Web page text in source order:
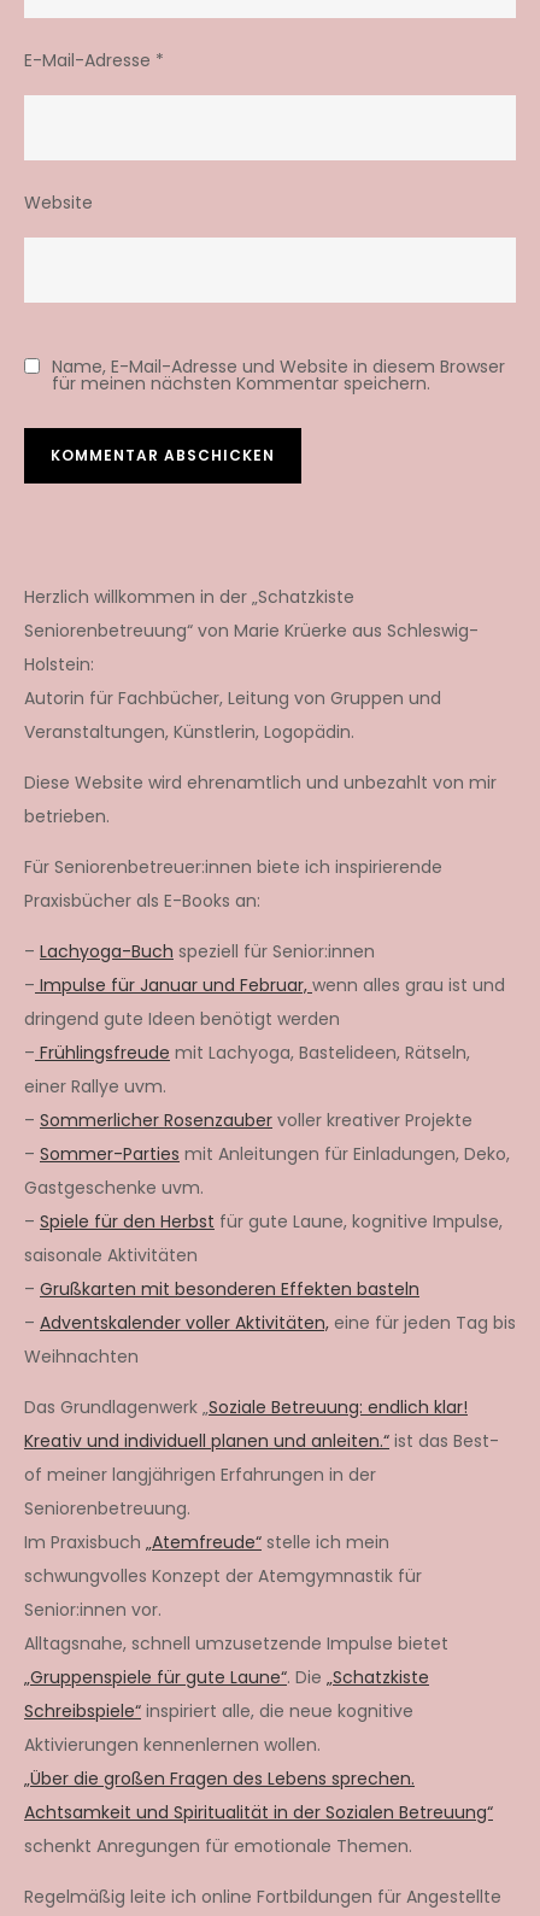
E-Mail-Adresse *
Website
Name, E-Mail-Adresse und Website in diesem Browser
für meinen nächsten Kommentar speichern.
Herzlich willkommen in der „Schatzkiste
Seniorenbetreuung“ von Marie Krüerke aus Schleswig-
Holstein:
Autorin für Fachbücher, Leitung von Gruppen und
Veranstaltungen, Künstlerin, Logopädin.
Diese Website wird ehrenamtlich und unbezahlt von mir
betrieben.
Für Seniorenbetreuer:innen biete ich inspirierende
Praxisbücher als E-Books an:
– Lachyoga-Buch speziell für Senior:innen
– Impulse für Januar und Februar, wenn alles grau ist und
dringend gute Ideen benötigt werden
– Frühlingsfreude mit Lachyoga, Bastelideen, Rätseln,
einer Rallye uvm.
– Sommerlicher Rosenzauber voller kreativer Projekte
– Sommer-Parties mit Anleitungen für Einladungen, Deko,
Gastgeschenke uvm.
– Spiele für den Herbst für gute Laune, kognitive Impulse,
saisonale Aktivitäten
– Grußkarten mit besonderen Effekten basteln
– Adventskalender voller Aktivitäten, eine für jeden Tag bis
Weihnachten
Das Grundlagenwerk „Soziale Betreuung: endlich klar!
Kreativ und individuell planen und anleiten.“ ist das Best-
of meiner langjährigen Erfahrungen in der
Seniorenbetreuung.
Im Praxisbuch „Atemfreude“ stelle ich mein
schwungvolles Konzept der Atemgymnastik für
Senior:innen vor.
Alltagsnahe, schnell umzusetzende Impulse bietet
„Gruppenspiele für gute Laune“. Die „Schatzkiste
Schreibspiele“ inspiriert alle, die neue kognitive
Aktivierungen kennenlernen wollen.
„Über die großen Fragen des Lebens sprechen.
Achtsamkeit und Spiritualität in der Sozialen Betreuung“
schenkt Anregungen für emotionale Themen.
Regelmäßig leite ich online Fortbildungen für Angestellte